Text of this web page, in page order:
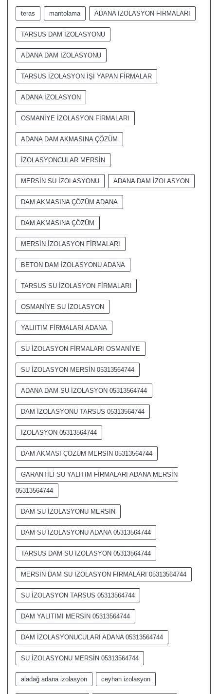
teras mantolama ADANA İZOLASYON FİRMALARI
TARSUS DAM İZOLASYONU
ADANA DAM İZOLASYONU
TARSUS İZOLASYON İŞİ YAPAN FİRMALAR
ADANA İZOLASYON
OSMANİYE İZOLASYON FİRMALARI
ADANA DAM AKMASINA ÇÖZÜM
İZOLASYONCULAR MERSİN
MERSİN SU İZOLASYONU ADANA DAM İZOLASYON
DAM AKMASINA ÇÖZÜM ADANA
DAM AKMASINA ÇÖZÜM
MERSİN İZOLASYON FİRMALARI
BETON DAM İZOLASYONU ADANA
TARSUS SU İZOLASYON FİRMALARI
OSMANİYE SU İZOLASYON
YALIITIM FİRMALARI ADANA
SU İZOLASYON FİRMALARI OSMANİYE
SU İZOLASYON MERSİN 05313564744
ADANA DAM SU İZOLASYON 05313564744
DAM İZOLASYONU TARSUS 05313564744
İZOLASYON 05313564744
DAM AKMASI ÇÖZÜM MERSİN 05313564744
GARANTİLİ SU YALITIM FİRMALARI ADANA MERSİN
05313564744
DAM SU İZOLASYONU MERSİN
DAM SU İZOLASYONU ADANA 05313564744
TARSUS DAM SU İZOLASYON 05313564744
MERSİN DAM SU İZOLASYON FİRMALARI 05313564744
SU İZOLASYON TARSUS 05313564744
DAM YALITIMI MERSİN 05313564744
DAM İZOLASYONUCULARI ADANA 05313564744
SU İZOLASYONU MERSİN 05313564744
aladağ adana izolasyon ceyhan izolasyon